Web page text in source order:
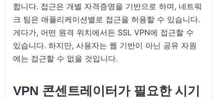
합니다. 접근은 개별 자격증명을 기반으로 하며, 네트워
크 팀은 애플리케이션별로 접근을 허용할 수 있습니다.
게다가, 어떤 원격 위치에서든 SSL VPN에 접근할 수
있습니다. 하지만, 사용자는 웹 기반이 아닌 공유 자원
에는 접근할 수 없을 것입니다.
VPN 콘센트레이터가 필요한 시기